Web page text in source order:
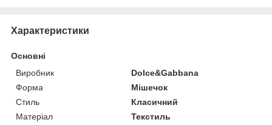
Характеристики
Основні
Виробник
Dolce&Gabbana
Форма
Мішечок
Стиль
Класичний
Матеріал
Текстиль